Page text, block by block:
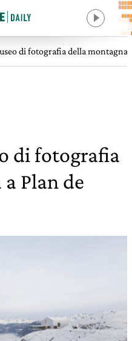
di fotografia della montagna
di fotografia
Plan de